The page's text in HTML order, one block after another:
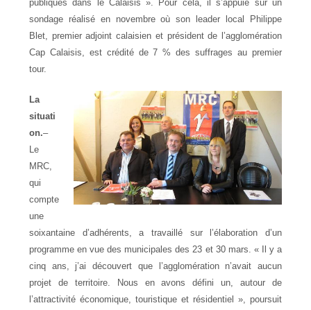
publiques dans le Calaisis ». Pour cela, il s’appuie sur un
sondage réalisé en novembre où son leader local Philippe
Blet, premier adjoint calaisien et président de l’agglomération
Cap Calaisis, est crédité de 7 % des suffrages au premier
tour.
La
situati
on.–
Le
MRC,
qui
compte
une
soixantaine d’adhérents, a travaillé sur l’élaboration d’un
programme en vue des municipales des 23 et 30 mars. « Il y a
cinq ans, j’ai découvert que l’agglomération n’avait aucun
projet de territoire. Nous en avons défini un, autour de
l’attractivité économique, touristique et résidentiel », poursuit